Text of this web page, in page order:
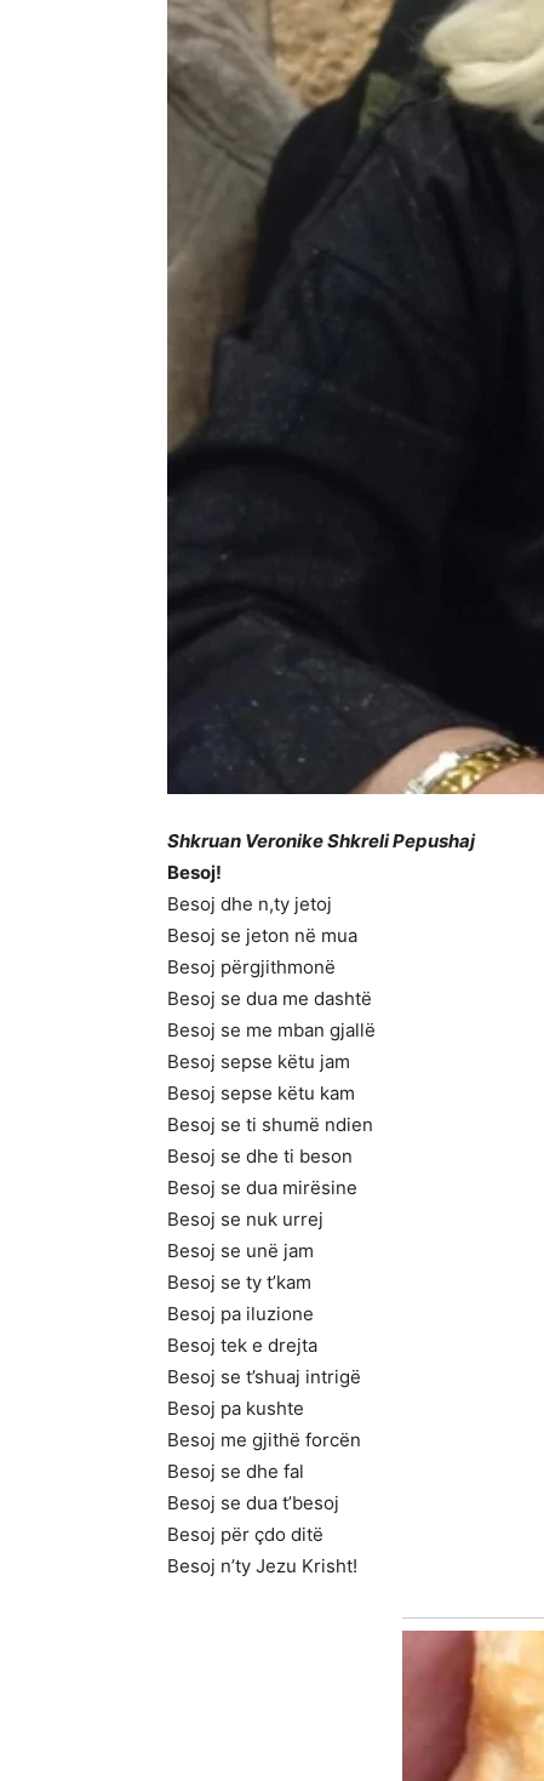
Shkruan Veronike Shkreli Pepushaj
Besoj!
Besoj dhe n,ty jetoj
Besoj se jeton në mua
Besoj përgjithmonë
Besoj se dua me dashtë
Besoj se me mban gjallë
Besoj sepse këtu jam
Besoj sepse këtu kam
Besoj se ti shumë ndien
Besoj se dhe ti beson
Besoj se dua mirësine
Besoj se nuk urrej
Besoj se unë jam
Besoj se ty t’kam
Besoj pa iluzione
Besoj tek e drejta
Besoj se t’shuaj intrigë
Besoj pa kushte
Besoj me gjithë forcën
Besoj se dhe fal
Besoj se dua t’besoj
Besoj për çdo ditë
Besoj n’ty Jezu Krisht!